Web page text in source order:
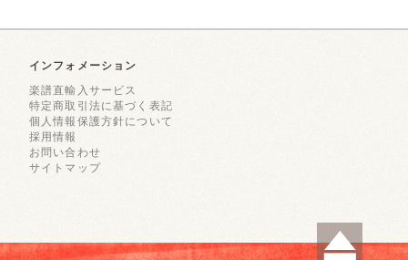
インフォメーション
楽譜直輸入サービス
特定商取引法に基づく表記
個人情報保護方針について
採用情報
お問い合わせ
サイトマップ